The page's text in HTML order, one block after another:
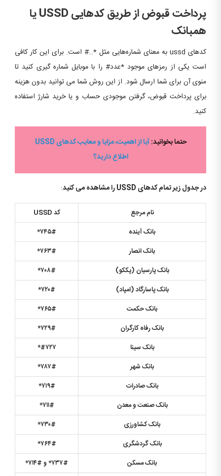
پرداخت قبوض از طریق کدهایی USSD یا
همبانک
کدهای ussd به معنای شماره‌هایی مثل *…# است. برای این کار کافی
است یکی از رمزهای موجود *عدد# را با موبایل شماره گیری کنید تا
منوی آن برای شما ارسال شود. از این روش شما می توانید بدون هزینه
برای پرداخت قبوض، گرفتن موجودی حساب و یا خرید شارژ استفاده
کنید.
حتما بخوانید:
آیا از اهمیت، مزایا و معایب کدهای USSD
اطلاع دارید؟
در جدول زیر تمام کدهای USSD را مشاهده می کنید :
نام مرجع
کد USSD
بانک آینده
۷۴۵#*
بانک انصار
۷۶۳#*
بانک پارسیان (پککو) ۷۰۸#*
بانک پاسارگاد (امپاد) ۷۲۰#*
بانک حکمت
۷۶۵#*
بانک رفاه کارگران
۷۲۹#*
بانک سینا
#۷۲۷ *
بانک شهر
۷۸۷#*
بانک صادرات
۷۱۹#*
بانک صنعت و معدن
۷۱۱#*
بانک کشاورزی
۷۳۰#*
بانک گردشگری
۷۶۴#*
بانک مسکن
۷۳۷#*و #۷۱۴*